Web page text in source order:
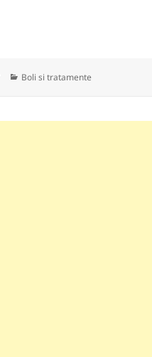
Categorii
Boli si tratamente